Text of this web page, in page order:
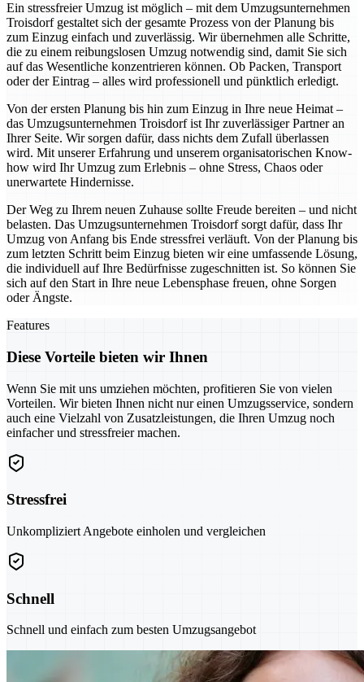
Ein stressfreier Umzug ist möglich – mit dem Umzugsunternehmen
Troisdorf gestaltet sich der gesamte Prozess von der Planung bis
zum Einzug einfach und zuverlässig. Wir übernehmen alle Schritte,
die zu einem reibungslosen Umzug notwendig sind, damit Sie sich
auf das Wesentliche konzentrieren können. Ob Packen, Transport
oder der Eintrag – alles wird professionell und pünktlich erledigt.
Von der ersten Planung bis hin zum Einzug in Ihre neue Heimat –
das Umzugsunternehmen Troisdorf ist Ihr zuverlässiger Partner an
Ihrer Seite. Wir sorgen dafür, dass nichts dem Zufall überlassen
wird. Mit unserer Erfahrung und unserem organisatorischen Know-
how wird Ihr Umzug zum Erlebnis – ohne Stress, Chaos oder
unerwartete Hindernisse.
Der Weg zu Ihrem neuen Zuhause sollte Freude bereiten – und nicht
belasten. Das Umzugsunternehmen Troisdorf sorgt dafür, dass Ihr
Umzug von Anfang bis Ende stressfrei verläuft. Von der Planung bis
zum letzten Schritt beim Einzug bieten wir eine umfassende Lösung,
die individuell auf Ihre Bedürfnisse zugeschnitten ist. So können Sie
sich auf den Start in Ihre neue Lebensphase freuen, ohne Sorgen
oder Ängste.
Features
Diese Vorteile bieten wir Ihnen
Wenn Sie mit uns umziehen möchten, profitieren Sie von vielen
Vorteilen. Wir bieten Ihnen nicht nur einen Umzugsservice, sondern
auch eine Vielzahl von Zusatzleistungen, die Ihren Umzug noch
einfacher und stressfreier machen.
Stressfrei
Unkompliziert Angebote einholen und vergleichen
Schnell
Schnell und einfach zum besten Umzugsangebot